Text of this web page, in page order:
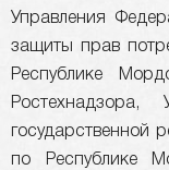
Управления
защиты прав
Республике
Ростехнадзора,
государственной
по Республике